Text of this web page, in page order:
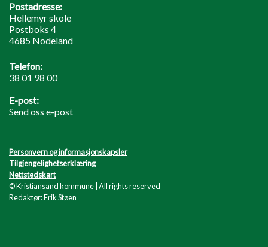
Postadresse:
Hellemyr skole
Postboks 4
4685 Nodeland
Telefon:
38 01 98 00
E-post:
Send oss e-post
Personvern og informasjonskapsler
Tilgjengelighetserklæring
Nettstedskart
© Kristiansand kommune | All rights reserved
Redaktør: Erik Støen